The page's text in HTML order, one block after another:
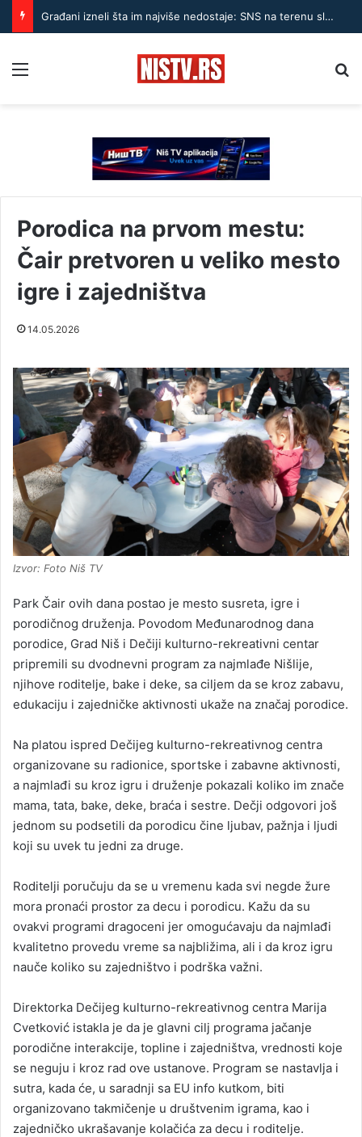
Građani izneli šta im najviše nedostaje: SNS na terenu slušao predloge i probleme
Porodica na prvom mestu:
Čair pretvoren u veliko mesto
igre i zajedništva
14.05.2026
Izvor: Foto Niš TV
Park Čair ovih dana postao je mesto susreta, igre i
porodičnog druženja. Povodom Međunarodnog dana
porodice, Grad Niš i Dečiji kulturno-rekreativni centar
pripremili su dvodnevni program za najmlađe Nišlije,
njihove roditelje, bake i deke, sa ciljem da se kroz zabavu,
edukaciju i zajedničke aktivnosti ukaže na značaj porodice.
Na platou ispred Dečijeg kulturno-rekreativnog centra
organizovane su radionice, sportske i zabavne aktivnosti,
a najmlađi su kroz igru i druženje pokazali koliko im znače
mama, tata, bake, deke, braća i sestre. Dečji odgovori još
jednom su podsetili da porodicu čine ljubav, pažnja i ljudi
koji su uvek tu jedni za druge.
Roditelji poručuju da se u vremenu kada svi negde žure
mora pronaći prostor za decu i porodicu. Kažu da su
ovakvi programi dragoceni jer omogućavaju da najmlađi
kvalitetno provedu vreme sa najbližima, ali i da kroz igru
nauče koliko su zajedništvo i podrška važni.
Direktorka Dečijeg kulturno-rekreativnog centra Marija
Cvetković istakla je da je glavni cilj programa jačanje
porodične interakcije, topline i zajedništva, vrednosti koje
se neguju i kroz rad ove ustanove. Program se nastavlja i
sutra, kada će, u saradnji sa EU info kutkom, biti
organizovano takmičenje u društvenim igrama, kao i
zajedničko ukrašavanje kolačića za decu i roditelje.